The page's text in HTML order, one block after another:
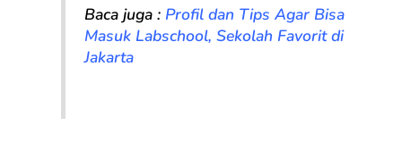
Baca juga : Profil dan Tips Agar Bisa
Masuk Labschool, Sekolah Favorit di
Jakarta